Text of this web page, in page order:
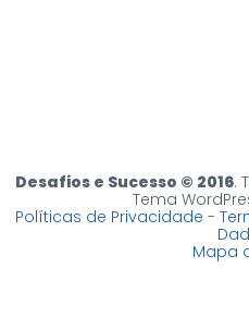
Desafios e Sucesso © 2016.
Tema
Políticas de Privacidade -
Mapa